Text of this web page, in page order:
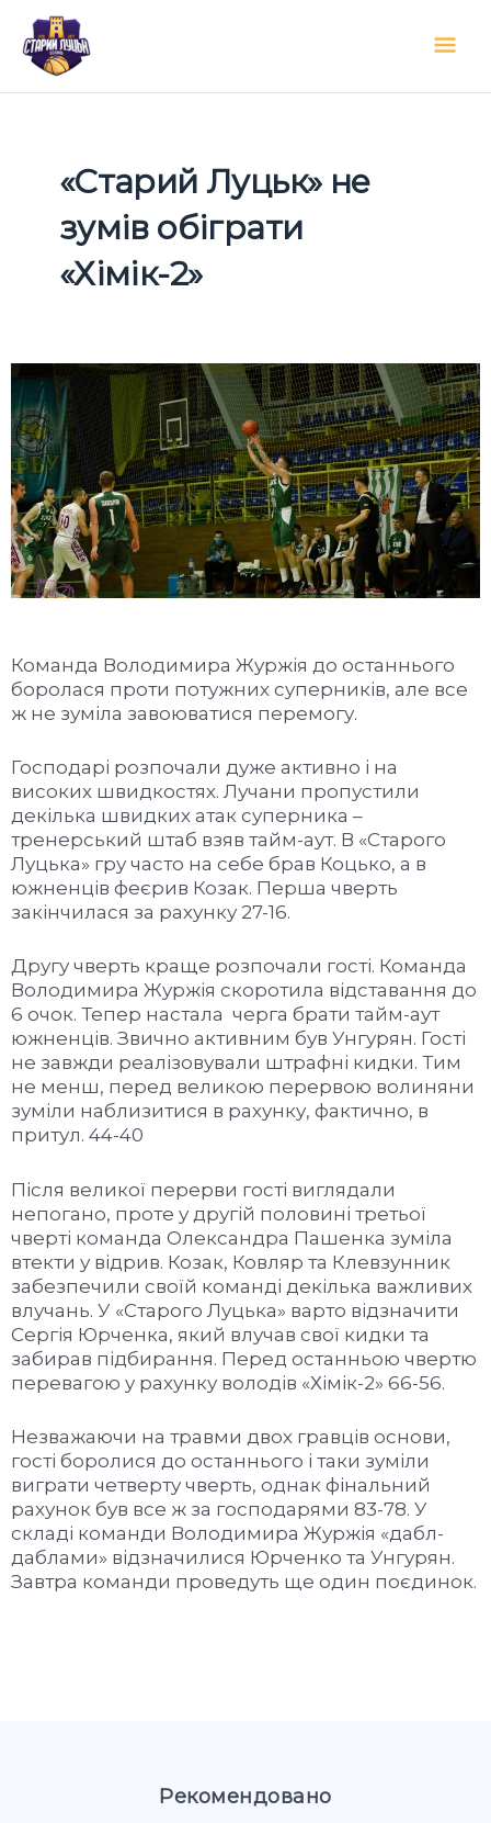
вмісту
«Старий Луцьк» не
зумів обіграти
«Хімік-2»
Команда Володимира Журжія до останнього
боролася проти потужних суперників, але все
ж не зуміла завоюватися перемогу.
Господарі розпочали дуже активно і на
високих швидкостях. Лучани пропустили
декілька швидких атак суперника –
тренерський штаб взяв тайм-аут. В «Старого
Луцька» гру часто на себе брав Коцько, а в
южненців феєрив Козак. Перша чверть
закінчилася за рахунку 27-16.
Другу чверть краще розпочали гості. Команда
Володимира Журжія скоротила відставання до
6 очок. Тепер настала черга брати тайм-аут
южненців. Звично активним був Унгурян. Гості
не завжди реалізовували штрафні кидки. Тим
не менш, перед великою перервою волиняни
зуміли наблизитися в рахунку, фактично, в
притул. 44-40
Після великої перерви гості виглядали
непогано, проте у другій половині третьої
чверті команда Олександра Пашенка зуміла
втекти у відрив. Козак, Ковляр та Клевзунник
забезпечили своїй команді декілька важливих
влучань. У «Старого Луцька» варто відзначити
Сергія Юрченка, який влучав свої кидки та
забирав підбирання. Перед останньою чвертю
перевагою у рахунку володів «Хімік-2» 66-56.
Незважаючи на травми двох гравців основи,
гості боролися до останнього і таки зуміли
виграти четверту чверть, однак фінальний
рахунок був все ж за господарями 83-78. У
складі команди Володимира Журжія «дабл-
даблами» відзначилися Юрченко та Унгурян.
Завтра команди проведуть ще один поєдинок.
Рекомендовано